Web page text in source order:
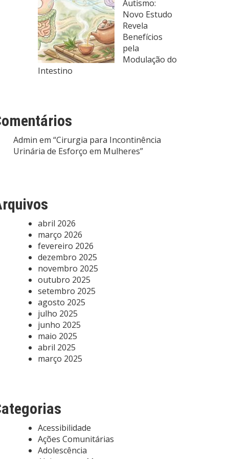
Autismo:
Novo Estudo
Revela
Benefícios
pela
Modulação do
Intestino
Admin em “Cirurgia para Incontinência
Urinária de Esforço em Mulheres”
abril 2026
março 2026
fevereiro 2026
dezembro 2025
novembro 2025
outubro 2025
setembro 2025
agosto 2025
julho 2025
junho 2025
maio 2025
abril 2025
março 2025
Acessibilidade
Ações Comunitárias
Adolescência